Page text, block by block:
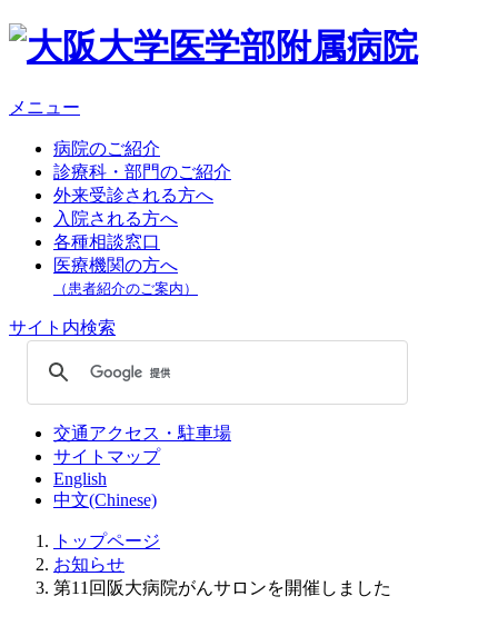
メニュー
病院のご紹介
診療科・部門のご紹介
外来受診される方へ
入院される方へ
各種相談窓口
医療機関の方へ
（患者紹介のご案内）
サイト内検索
交通アクセス・駐車場
サイトマップ
English
中文(Chinese)
トップページ
お知らせ
第11回阪大病院がんサロンを開催しました